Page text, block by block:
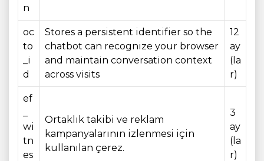
n
oc
to
_i
d
Stores a persistent identifier so the
chatbot can recognize your browser
and maintain conversation context
across visits
12
ay
(la
r)
ef
wi
tn
es
Ortaklık takibi ve reklam
kampanyalarının izlenmesi için
kullanılan çerez.
3
ay
(la
r)